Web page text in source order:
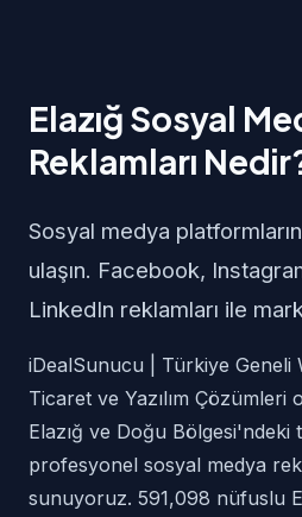
Elazığ Sosyal
Reklamları
Sosyal medya
ulaşın. Facebook,
LinkedIn reklamları ile
iDealSunucu | Türkiye Geneli
Ticaret ve Yazılım Çözümleri
Elazığ ve Doğu Bölgesi'ndeki
profesyonel sosyal medya
sunuyoruz. 591,098 nüfuslu